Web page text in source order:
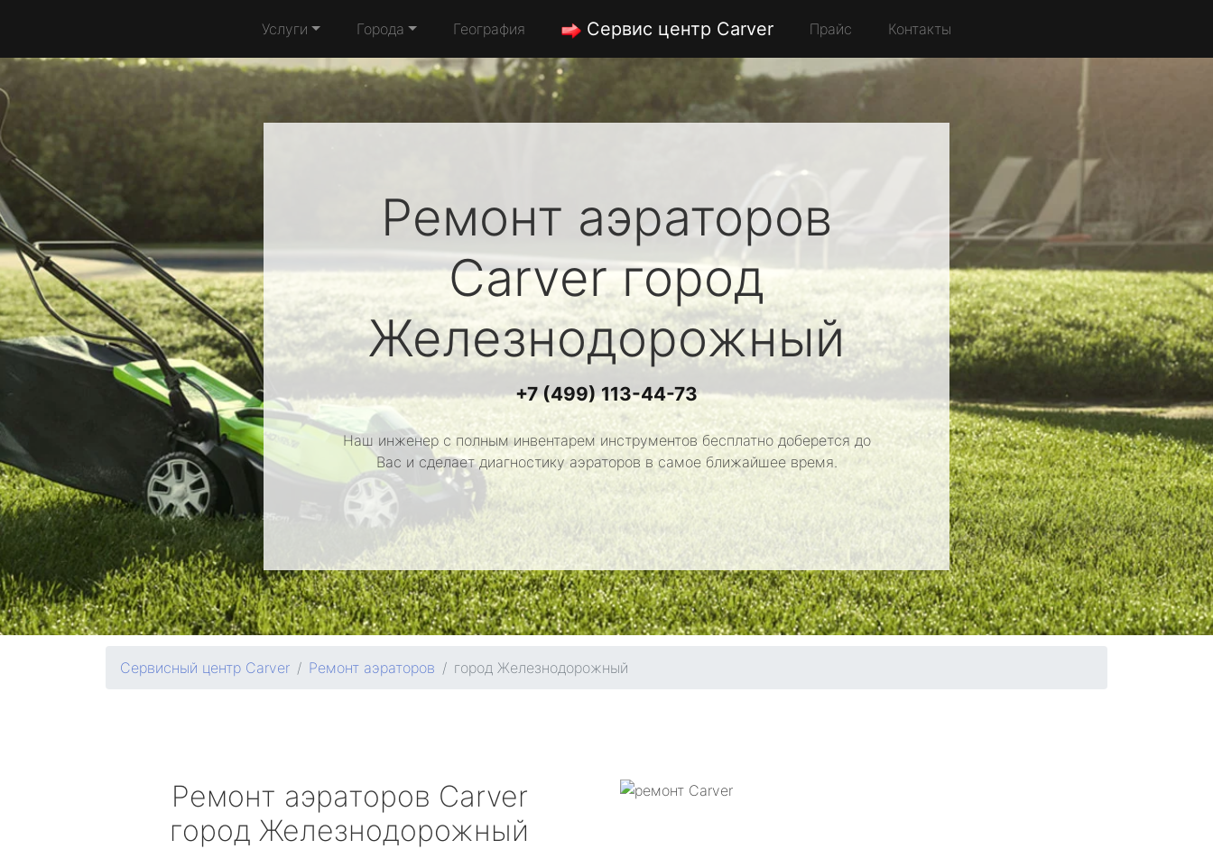
Услуги Города География Сервис центр Carver Прайс Контакты
Ремонт аэраторов
Carverгород
Железнодорожный
+7 (499) 113-44-73
Наш инженер с полным инвентарем инструментов бесплатно доберется до
Вас и сделает диагностику аэраторов в самое ближайшее время.
Сервисный центр Carver Ремонт аэраторов город Железнодорожный
Ремонт аэраторов Carver
город Железнодорожный